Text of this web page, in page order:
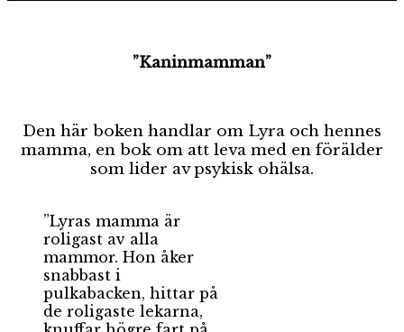
”Kaninmamman”
Den här boken handlar om Lyra och hennes
mamma, en bok om att leva med en förälder
som lider av psykisk ohälsa.
”Lyras mamma är
roligast av alla
mammor. Hon åker
snabbast i
pulkabacken, hittar på
de roligaste lekarna,